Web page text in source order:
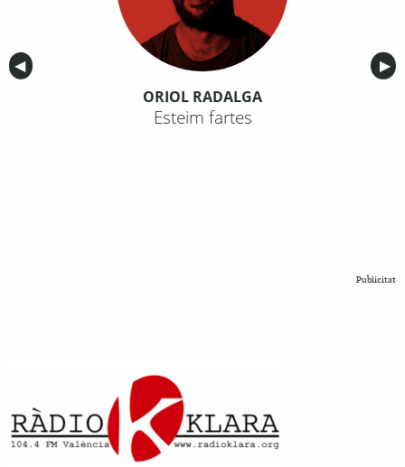
Anterior
◀︎ ▶︎
ORIOL RADALGA
Esteim fartes
Publicitat